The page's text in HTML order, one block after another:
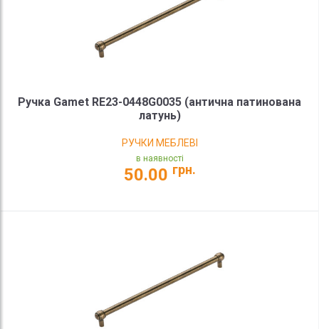
Ручка Gamet RE23-0448G0035 (антична патинована
латунь)
РУЧКИ МЕБЛЕВІ
в наявності
50.00 грн.